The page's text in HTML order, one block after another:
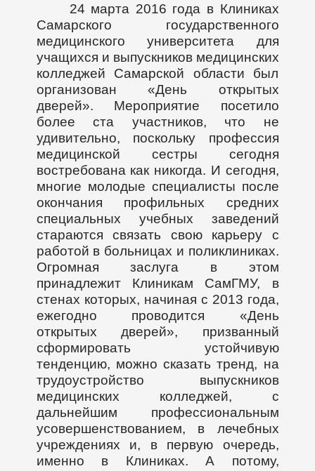
24 марта 2016 года в Клиниках
Самарского государственного
медицинского университета для
учащихся и выпускников медицинских
колледжей Самарской области был
организован «День открытых
дверей». Мероприятие посетило
более ста участников, что не
удивительно, поскольку профессия
медицинской сестры сегодня
востребована как никогда. И сегодня,
многие молодые специалисты после
окончания профильных средних
специальных учебных заведений
стараются связать свою карьеру с
работой в больницах и поликлиниках.
Огромная заслуга в этом
принадлежит Клиникам СамГМУ, в
стенах которых, начиная с 2013 года,
ежегодно проводится «День
открытых дверей», призванный
сформировать устойчивую
тенденцию, можно сказать тренд, на
трудоустройство выпускников
медицинских колледжей, с
дальнейшим профессиональным
усовершенствованием, в лечебных
учреждениях и, в первую очередь,
именно в Клиниках. А потому,